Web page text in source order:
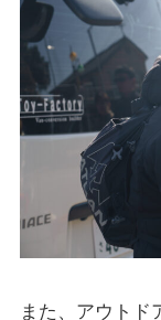
また、アウトド